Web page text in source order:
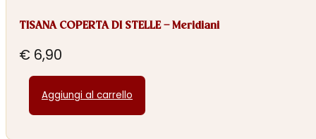
TISANA COPERTA DI STELLE – Meridiani
€ 6,90
Aggiungi al carrello